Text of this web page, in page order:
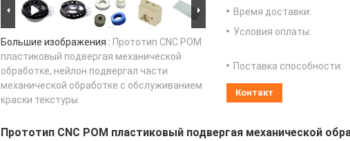
Большие изображения : Прототип CNC POM
пластиковый подвергая механической
обработке, нейлон подвергал части
механической обработке с обслуживанием
краски текстуры
Время доставки:
Условия оплаты:
Поставка способности:
Контакт
Прототип CNC POM пластиковый подвергая механической